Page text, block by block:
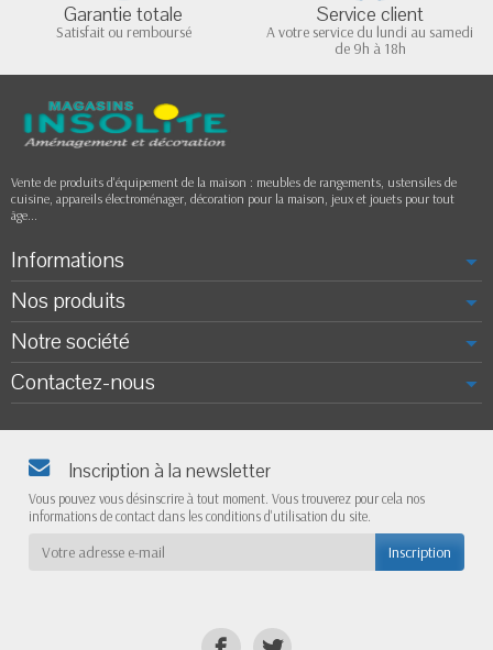
Garantie totale
Satisfait ou remboursé
Service client
A votre service du lundi au samedi
de 9h à 18h
Vente de produits d'équipement de la maison : meubles de rangements, ustensiles de
cuisine, appareils électroménager, décoration pour la maison, jeux et jouets pour tout
âge...
Informations
Nos produits
Notre société
Contactez-nous
Inscription à la newsletter
Vous pouvez vous désinscrire à tout moment. Vous trouverez pour cela nos
informations de contact dans les conditions d'utilisation du site.
Inscription